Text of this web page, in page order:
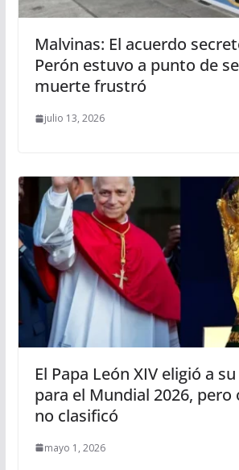
Malvinas: El acuerdo
Perón estuvo a punto de
muerte frustró
julio 13, 2026
El Papa León XIV eligió a
para el Mundial 2026, pero
no clasificó
mayo 1, 2026